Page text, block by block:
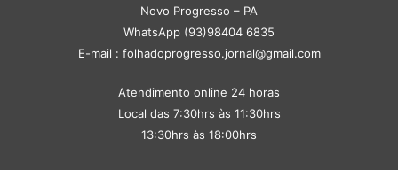
Novo Progresso – PA
WhatsApp (93)98404 6835
E-mail : folhadoprogresso.jornal@gmail.com
Atendimento online 24 horas
Local das 7:30hrs às 11:30hrs
13:30hrs às 18:00hrs